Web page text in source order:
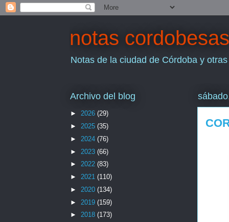
notas cordobesas
Notas de la ciudad de Córdoba y
Archivo del blog
► 2026 (29)
► 2025 (35)
► 2024 (76)
► 2023 (66)
► 2022 (83)
► 2021 (110)
► 2020 (134)
► 2019 (159)
► 2018 (173)